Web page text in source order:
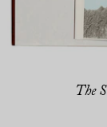
The